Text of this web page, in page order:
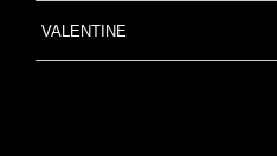
VALENTINE